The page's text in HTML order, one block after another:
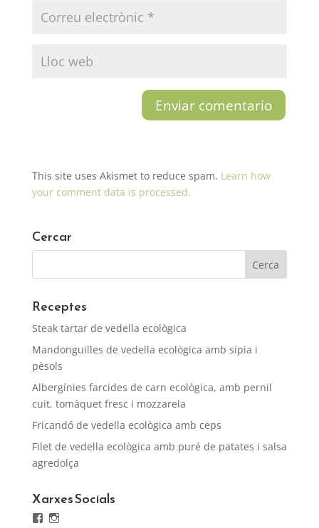
This site uses Akismet to reduce spam. Learn how
your comment data is processed.
Cercar
Receptes
Steak tartar de vedella ecològica
Mandonguilles de vedella ecològica amb sípia i
pèsols
Albergínies farcides de carn ecològica, amb pernil
cuit, tomàquet fresc i mozzarela
Fricandó de vedella ecològica amb ceps
Filet de vedella ecològica amb puré de patates i salsa
agredolça
Xarxes Socials
Facebook
Instagram